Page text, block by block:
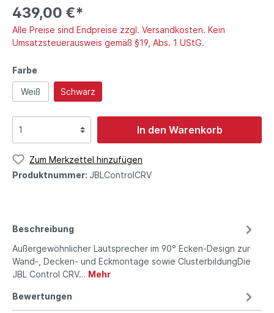
439,00 €*
Alle Preise sind Endpreise zzgl. Versandkosten. Kein
Umsatzsteuerausweis gemäß §19, Abs. 1 UStG.
Farbe
Weiß Schwarz
In den Warenkorb
Zum Merkzettel hinzufügen
Produktnummer: JBLControlCRV
Beschreibung
Außergewöhnlicher Lautsprecher im 90° Ecken-Design zur
Wand-, Decken- und Eckmontage sowie ClusterbildungDie
JBL Control CRV… Mehr
Bewertungen